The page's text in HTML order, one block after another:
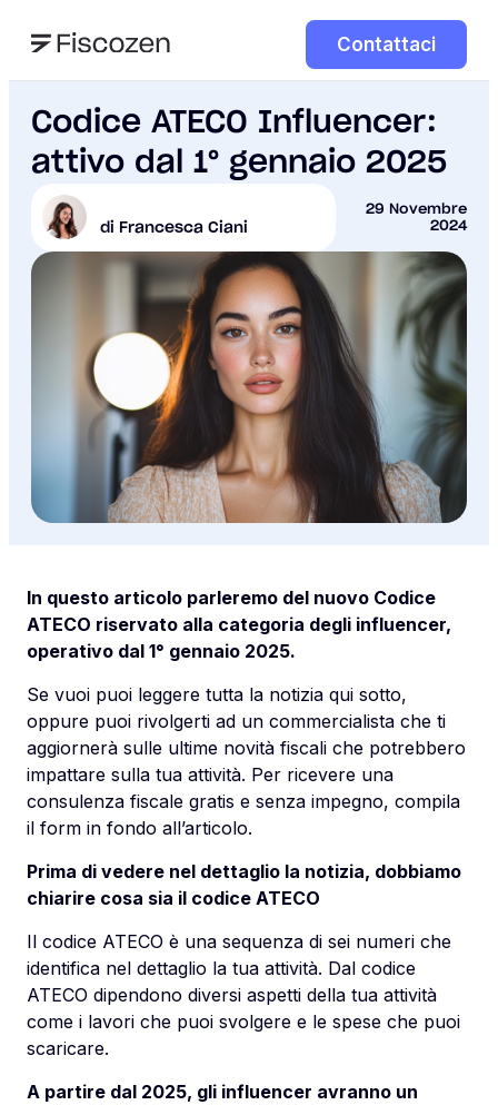
Contattaci
Codice ATECO Influencer:
attivo dal 1° gennaio 2025
di Francesca Ciani
29 Novembre
2024
In questo articolo parleremo del nuovo Codice
ATECO riservato alla categoria degli influencer,
operativo dal 1° gennaio 2025.
Se vuoi puoi leggere tutta la notizia qui sotto,
oppure puoi rivolgerti ad un commercialista che ti
aggiornerà sulle ultime novità fiscali che potrebbero
impattare sulla tua attività. Per ricevere una
consulenza fiscale gratis e senza impegno, compila
il form in fondo all’articolo.
Prima di vedere nel dettaglio la notizia, dobbiamo
chiarire cosa sia il codice ATECO
Il codice ATECO è una sequenza di sei numeri che
identifica nel dettaglio la tua attività. Dal codice
ATECO dipendono diversi aspetti della tua attività
come i lavori che puoi svolgere e le spese che puoi
scaricare.
A partire dal 2025, gli influencer avranno un